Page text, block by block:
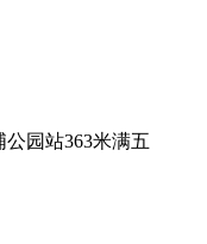
公园站363米满五